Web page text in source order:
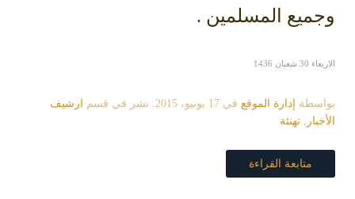
وجميع المسلمين .
الاربعاء 30 شعبان 1436
بواسطة إدارة الموقع في 17 يونيو، 2015 . نشر في قسم
ارشيف
الأخبار
تهنئة
متابعة القراءة